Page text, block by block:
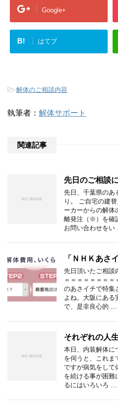
Google+
B! はてブ
-解体のご相談内容
執筆者： 解体サポート
関連記事
先日のご相談
先日、千葉県のあ
り。 ご自宅の建
ーカーからの解体
離発注（※）を確
お問い合わせをい
「ＮＨＫあさ
先日頂いたご相談
＝＝＝＝＝＝＝＝
のあさイチで特集
よね。大阪にある
で、是非良心的 …
それぞれの人生
本日、内装解体に
を伺うと、これま
ですが病気をして
を続ける事が困難
るにはいろいろ …